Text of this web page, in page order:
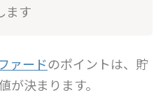
ます
ァードのポイントは、貯
が決まります。